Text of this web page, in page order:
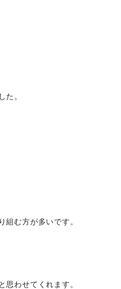
た。
組む方が多いです。
思わせてくれます。